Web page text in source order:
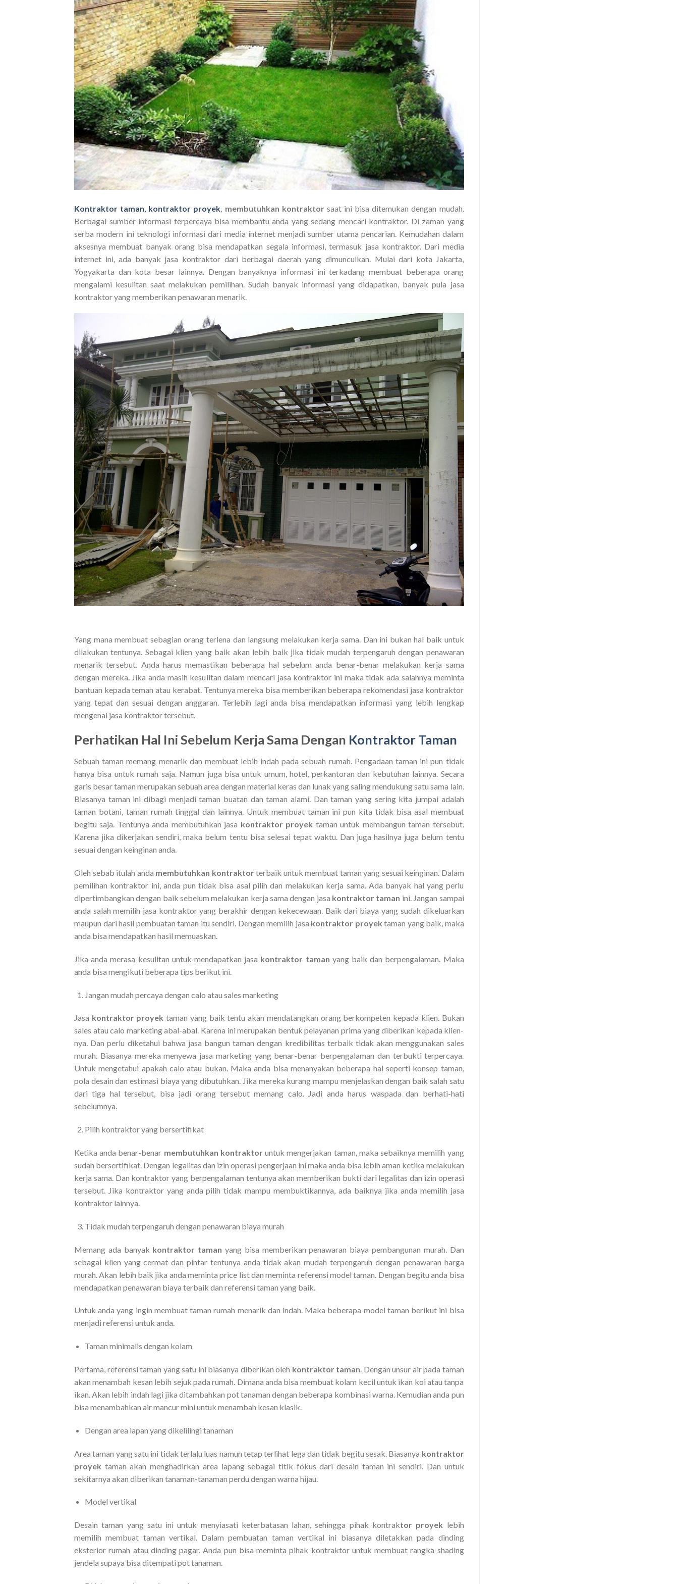
Kontraktor taman kontraktor proyek membutuhkan kontraktorsaat ini bisa ditemukan dengan mudah.
Berbagai sumber informasi terpercaya bisa membantu anda yang sedang mencari kontraktor. Di zaman yang
serba modern ini teknologi informasi dari media internet menjadi sumber utama pencarian. Kemudahan dalam
aksesnya membuat banyak orang bisa mendapatkan segala informasi, termasuk jasa kontraktor. Dari media
internet ini, ada banyak jasa kontraktor dari berbagai daerah yang dimunculkan. Mulai dari kota Jakarta,
Yogyakarta dan kota besar lainnya. Dengan banyaknya informasi ini terkadang membuat beberapa orang
mengalami kesulitan saat melakukan pemilihan. Sudah banyak informasi yang didapatkan, banyak pula jasa
kontraktor yang memberikan penawaran menarik.
Yang mana membuat sebagian orang terlena dan langsung melakukan kerja sama. Dan ini bukan hal baik untuk
dilakukan tentunya. Sebagai klien yang baik akan lebih baik jika tidak mudah terpengaruh dengan penawaran
menarik tersebut. Anda harus memastikan beberapa hal sebelum anda benar-benar melakukan kerja sama
dengan mereka. Jika anda masih kesulitan dalam mencari jasa kontraktor ini maka tidak ada salahnya meminta
bantuan kepada teman atau kerabat. Tentunya mereka bisa memberikan beberapa rekomendasi jasa kontraktor
yang tepat dan sesuai dengan anggaran. Terlebih lagi anda bisa mendapatkan informasi yang lebih lengkap
mengenai jasa kontraktor tersebut.
Perhatikan Hal Ini Sebelum Kerja Sama Dengan Kontraktor Taman
Sebuah taman memang menarik dan membuat lebih indah pada sebuah rumah. Pengadaan taman ini pun tidak
hanya bisa untuk rumah saja. Namun juga bisa untuk umum, hotel, perkantoran dan kebutuhan lainnya. Secara
garis besar taman merupakan sebuah area dengan material keras dan lunak yang saling mendukung satu sama lain.
Biasanya taman ini dibagi menjadi taman buatan dan taman alami. Dan taman yang sering kita jumpai adalah
taman botani, taman rumah tinggal dan lainnya. Untuk membuat taman ini pun kita tidak bisa asal membuat
begitu saja. Tentunya anda membutuhkan jasa kontraktor proyek taman untuk membangun taman tersebut.
Karena jika dikerjakan sendiri, maka belum tentu bisa selesai tepat waktu. Dan juga hasilnya juga belum tentu
sesuai dengan keinginan anda.
Oleh sebab itulah anda membutuhkan kontraktorterbaik untuk membuat taman yang sesuai keinginan. Dalam
pemilihan kontraktor ini, anda pun tidak bisa asal pilih dan melakukan kerja sama. Ada banyak hal yang perlu
dipertimbangkan dengan baik sebelum melakukan kerja sama dengan jasa kontraktor taman ini. Jangan sampai
anda salah memilih jasa kontraktor yang berakhir dengan kekecewaan. Baik dari biaya yang sudah dikeluarkan
maupun dari hasil pembuatan taman itu sendiri. Dengan memilih jasa kontraktor proyek taman yang baik, maka
anda bisa mendapatkan hasil memuaskan.
Jika anda merasa kesulitan untuk mendapatkan jasa kontraktor taman yang baik dan berpengalaman. Maka
anda bisa mengikuti beberapa tips berikut ini.
Jangan mudah percaya dengan calo atau sales marketing
Jasa kontraktor proyek taman yang baik tentu akan mendatangkan orang berkompeten kepada klien. Bukan
sales atau calo marketing abal-abal. Karena ini merupakan bentuk pelayanan prima yang diberikan kepada klien-
nya. Dan perlu diketahui bahwa jasa bangun taman dengan kredibilitas terbaik tidak akan menggunakan sales
murah. Biasanya mereka menyewa jasa marketing yang benar-benar berpengalaman dan terbukti terpercaya.
Untuk mengetahui apakah calo atau bukan. Maka anda bisa menanyakan beberapa hal seperti konsep taman,
pola desain dan estimasi biaya yang dibutuhkan. Jika mereka kurang mampu menjelaskan dengan baik salah satu
dari tiga hal tersebut, bisa jadi orang tersebut memang calo. Jadi anda harus waspada dan berhati-hati
sebelumnya.
Pilih kontraktor yang bersertifikat
Ketika anda benar-benar membutuhkan kontraktoruntuk mengerjakan taman, maka sebaiknya memilih yang
sudah bersertifikat. Dengan legalitas dan izin operasi pengerjaan ini maka anda bisa lebih aman ketika melakukan
kerja sama. Dan kontraktor yang berpengalaman tentunya akan memberikan bukti dari legalitas dan izin operasi
tersebut. Jika kontraktor yang anda pilih tidak mampu membuktikannya, ada baiknya jika anda memilih jasa
kontraktor lainnya.
Tidak mudah terpengaruh dengan penawaran biaya murah
Memang ada banyak kontraktor taman yang bisa memberikan penawaran biaya pembangunan murah. Dan
sebagai klien yang cermat dan pintar tentunya anda tidak akan mudah terpengaruh dengan penawaran harga
murah. Akan lebih baik jika anda meminta price list dan meminta referensi model taman. Dengan begitu anda bisa
mendapatkan penawaran biaya terbaik dan referensi taman yang baik.
Untuk anda yang ingin membuat taman rumah menarik dan indah. Maka beberapa model taman berikut ini bisa
menjadi referensi untuk anda.
Taman minimalis dengan kolam
Pertama, referensi taman yang satu ini biasanya diberikan oleh kontraktor taman. Dengan unsur air pada taman
akan menambah kesan lebih sejuk pada rumah. Dimana anda bisa membuat kolam kecil untuk ikan koi atau tanpa
ikan. Akan lebih indah lagi jika ditambahkan pot tanaman dengan beberapa kombinasi warna. Kemudian anda pun
bisa menambahkan air mancur mini untuk menambah kesan klasik.
Dengan area lapan yang dikelilingi tanaman
Area taman yang satu ini tidak terlalu luas namun tetap terlihat lega dan tidak begitu sesak. Biasanya kontraktor
proyek taman akan menghadirkan area lapang sebagai titik fokus dari desain taman ini sendiri. Dan untuk
sekitarnya akan diberikan tanaman-tanaman perdu dengan warna hijau.
Model vertikal
Desain taman yang satu ini untuk menyiasati keterbatasan lahan, sehingga pihak kontraktor proyek lebih
memilih membuat taman vertikal. Dalam pembuatan taman vertikal ini biasanya diletakkan pada dinding
eksterior rumah atau dinding pagar. Anda pun bisa meminta pihak kontraktor untuk membuat rangka shading
jendela supaya bisa ditempati pot tanaman.